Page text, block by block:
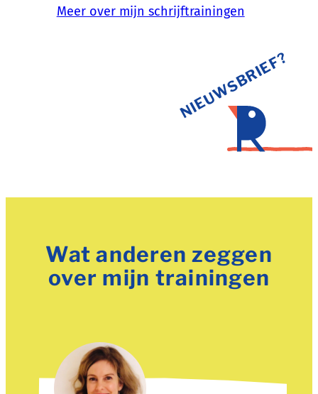
Meer over mijn schrijftrainingen
NIEUWSBRIEF?
Wat anderen zeggen
over mijn trainingen